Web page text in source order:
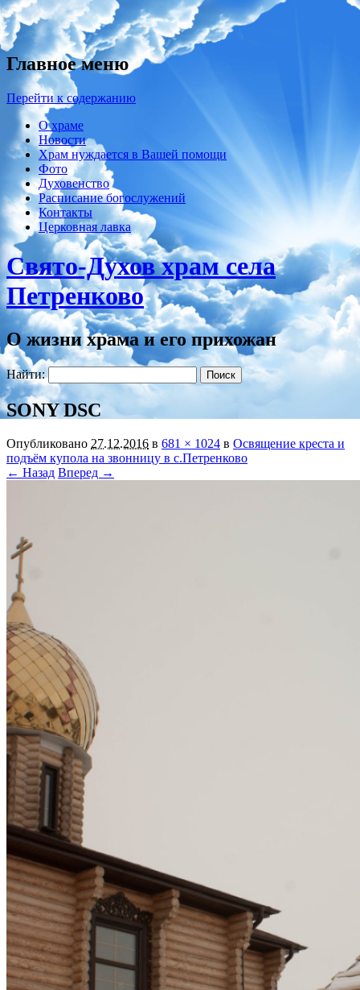
Главное меню
Перейти к содержанию
О храме
Новости
Храм нуждается в Вашей помощи
Фото
Духовенство
Расписание богослужений
Контакты
Церковная лавка
Свято-Духов храм села
Петренково
О жизни храма и его прихожан
Найти:
SONY DSC
Опубликовано 27.12.2016 в 681 × 1024 в Освящение креста и
подъём купола на звонницу в с.Петренково
← Назад Вперед →